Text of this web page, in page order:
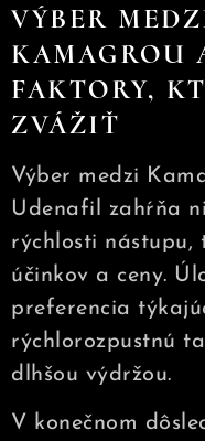
VÝBER
KAMAGROU
FAKTORY,
ZVÁŽIŤ
Výber medzi
Udenafil zahŕňa
rýchlosti
účinkov a ceny.
preferencia
rýchlorozpustnú
dlhšou výdržou.
V konečnom